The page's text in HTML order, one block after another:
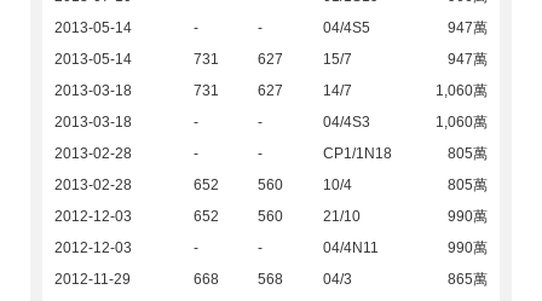
2013-05-14
- - 04/4S5
947萬
2013-05-14
731 627 15/7
947萬
2013-03-18
731 627 14/7
1,060萬
2013-03-18
- - 04/4S3
1,060萬
2013-02-28
- - CP1/1N18
805萬
2013-02-28
652 560 10/4
805萬
2012-12-03
652 560 21/10
990萬
2012-12-03
- - 04/4N11
990萬
2012-11-29
668 568 04/3
865萬